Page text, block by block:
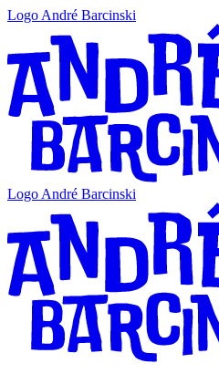
Logo André Barcinski
Logo André Barcinski